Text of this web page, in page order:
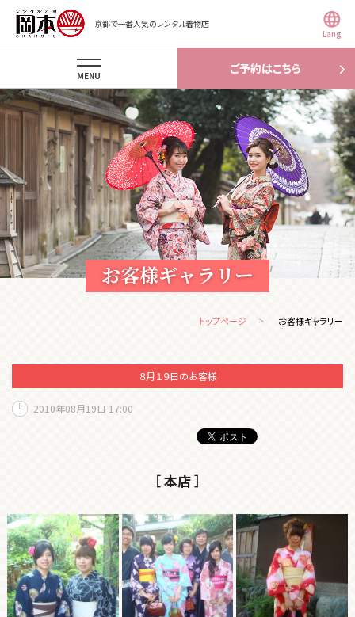
京都で一番人気のレンタル着物店
Lang
ご予約はこちら
MENU
お客様ギャラリー
トップページ お客様ギャラリー
８月１９日のお客様
2010年08月19日 17:00
［ 本店 ］